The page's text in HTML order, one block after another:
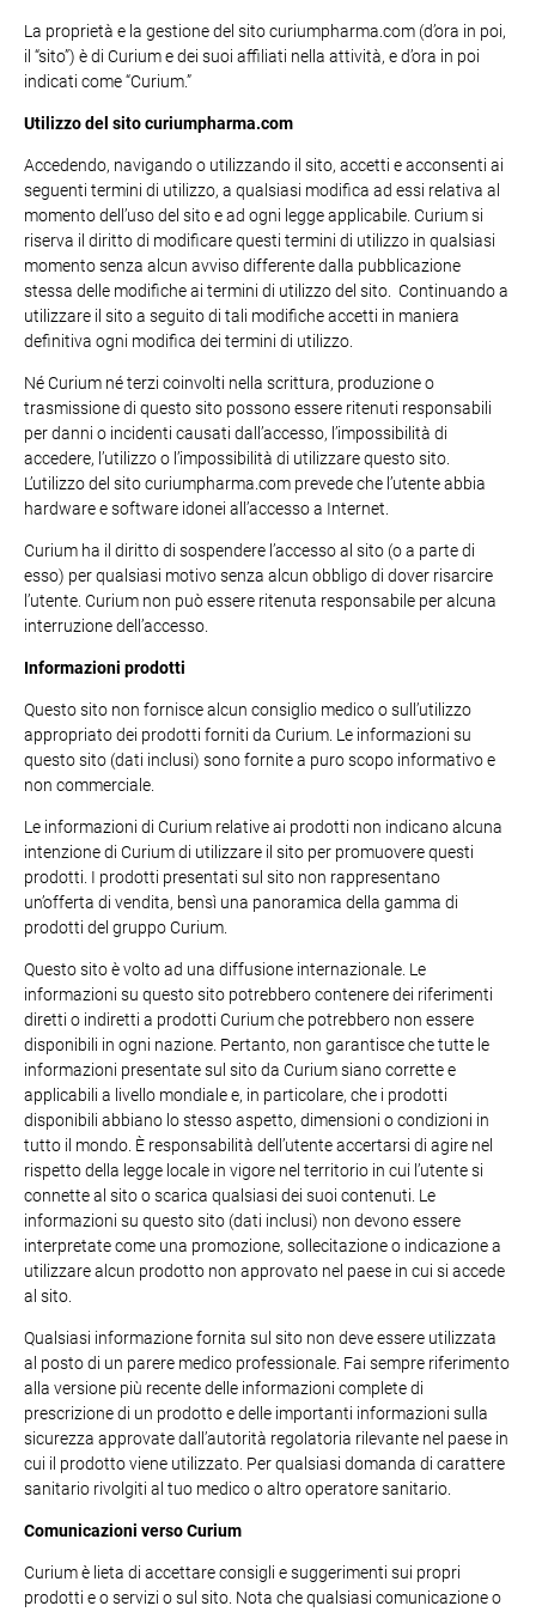
La proprietà e la gestione del sito curiumpharma.com (d’ora in poi,
il “sito”) è di Curium e dei suoi affiliati nella attività, e d’ora in poi
indicati come “Curium.”
Utilizzo del sito curiumpharma.com
Accedendo, navigando o utilizzando il sito, accetti e acconsenti ai
seguenti termini di utilizzo, a qualsiasi modifica ad essi relativa al
momento dell’uso del sito e ad ogni legge applicabile. Curium si
riserva il diritto di modificare questi termini di utilizzo in qualsiasi
momento senza alcun avviso differente dalla pubblicazione
stessa delle modifiche ai termini di utilizzo del sito. Continuando a
utilizzare il sito a seguito di tali modifiche accetti in maniera
definitiva ogni modifica dei termini di utilizzo.
Né Curium né terzi coinvolti nella scrittura, produzione o
trasmissione di questo sito possono essere ritenuti responsabili
per danni o incidenti causati dall’accesso, l’impossibilità di
accedere, l’utilizzo o l’impossibilità di utilizzare questo sito.
L’utilizzo del sito curiumpharma.com prevede che l’utente abbia
hardware e software idonei all’accesso a Internet.
Curium ha il diritto di sospendere l’accesso al sito (o a parte di
esso) per qualsiasi motivo senza alcun obbligo di dover risarcire
l’utente. Curium non può essere ritenuta responsabile per alcuna
interruzione dell’accesso.
Informazioni prodotti
Questo sito non fornisce alcun consiglio medico o sull’utilizzo
appropriato dei prodotti forniti da Curium. Le informazioni su
questo sito (dati inclusi) sono fornite a puro scopo informativo e
non commerciale.
Le informazioni di Curium relative ai prodotti non indicano alcuna
intenzione di Curium di utilizzare il sito per promuovere questi
prodotti. I prodotti presentati sul sito non rappresentano
un’offerta di vendita, bensì una panoramica della gamma di
prodotti del gruppo Curium.
Questo sito è volto ad una diffusione internazionale. Le
informazioni su questo sito potrebbero contenere dei riferimenti
diretti o indiretti a prodotti Curium che potrebbero non essere
disponibili in ogni nazione. Pertanto, non garantisce che tutte le
informazioni presentate sul sito da Curium siano corrette e
applicabili a livello mondiale e, in particolare, che i prodotti
disponibili abbiano lo stesso aspetto, dimensioni o condizioni in
tutto il mondo. È responsabilità dell’utente accertarsi di agire nel
rispetto della legge locale in vigore nel territorio in cui l’utente si
connette al sito o scarica qualsiasi dei suoi contenuti. Le
informazioni su questo sito (dati inclusi) non devono essere
interpretate come una promozione, sollecitazione o indicazione a
utilizzare alcun prodotto non approvato nel paese in cui si accede
al sito.
Qualsiasi informazione fornita sul sito non deve essere utilizzata
al posto di un parere medico professionale. Fai sempre riferimento
alla versione più recente delle informazioni complete di
prescrizione di un prodotto e delle importanti informazioni sulla
sicurezza approvate dall’autorità regolatoria rilevante nel paese in
cui il prodotto viene utilizzato. Per qualsiasi domanda di carattere
sanitario rivolgiti al tuo medico o altro operatore sanitario.
Comunicazioni verso Curium
Curium è lieta di accettare consigli e suggerimenti sui propri
prodotti e o servizi o sul sito. Nota che qualsiasi comunicazione o